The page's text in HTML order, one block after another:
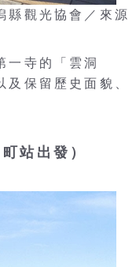
觀光協會／來源
一寺的「雲洞
保留歷史面貌、
站出發）